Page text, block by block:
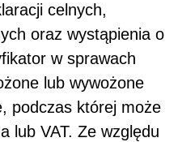
celnych,
oraz wystąpienia o
w sprawach
lub wywożone
podczas której może
lub VAT. Ze względu